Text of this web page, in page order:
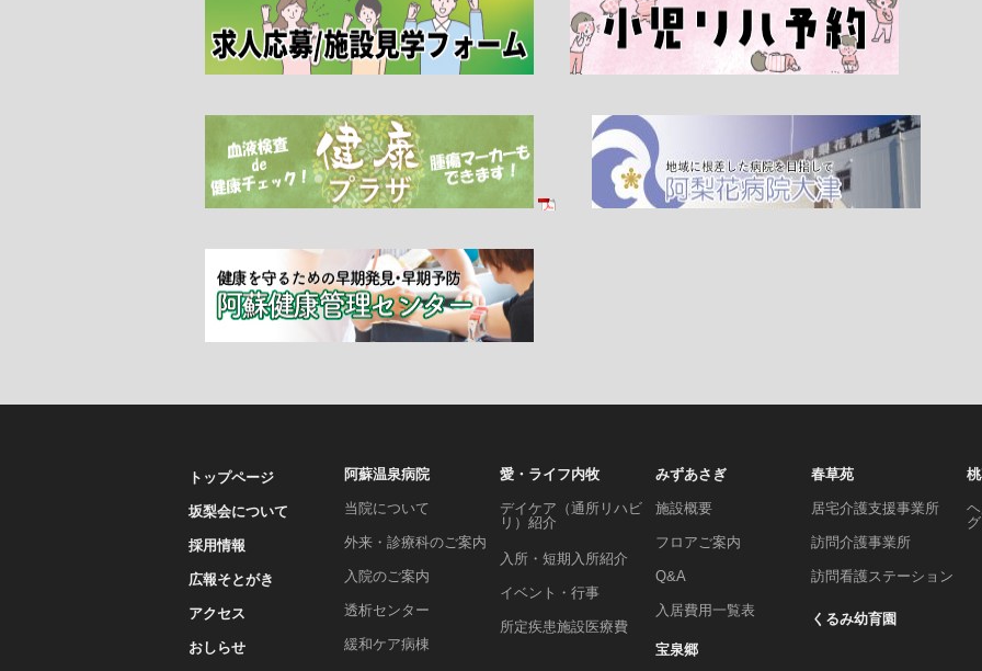
トップページ
坂梨会について
採用情報
広報そとがき
アクセス
おしらせ
阿蘇温泉病院
当院について
外来・診療科のご案内
入院のご案内
透析センター
緩和ケア病棟
愛・ライフ内牧
デイケア（通所リハビ
リ）紹介
入所・短期入所紹介
イベント・行事
所定疾患施設医療費
みずあさぎ
施設概要
フロアご案内
Q&A
入居費用一覧表
宝泉郷
春草苑
居宅介護支援事業所
訪問介護事業所
訪問看護ステーション
くるみ幼育園